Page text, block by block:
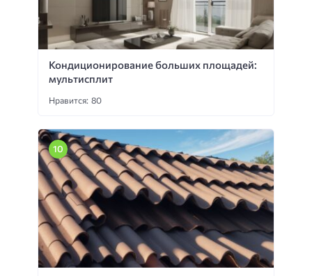
Кондиционирование больших площадей:
мультисплит
Нравится: 80